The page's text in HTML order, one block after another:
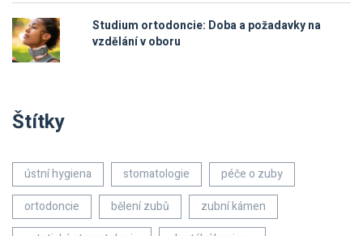
Studium ortodoncie: Doba a požadavky na
vzdělání v oboru
Štítky
ústní hygiena stomatologie
péče o zuby
ortodoncie
bělení zubů
zubní kámen